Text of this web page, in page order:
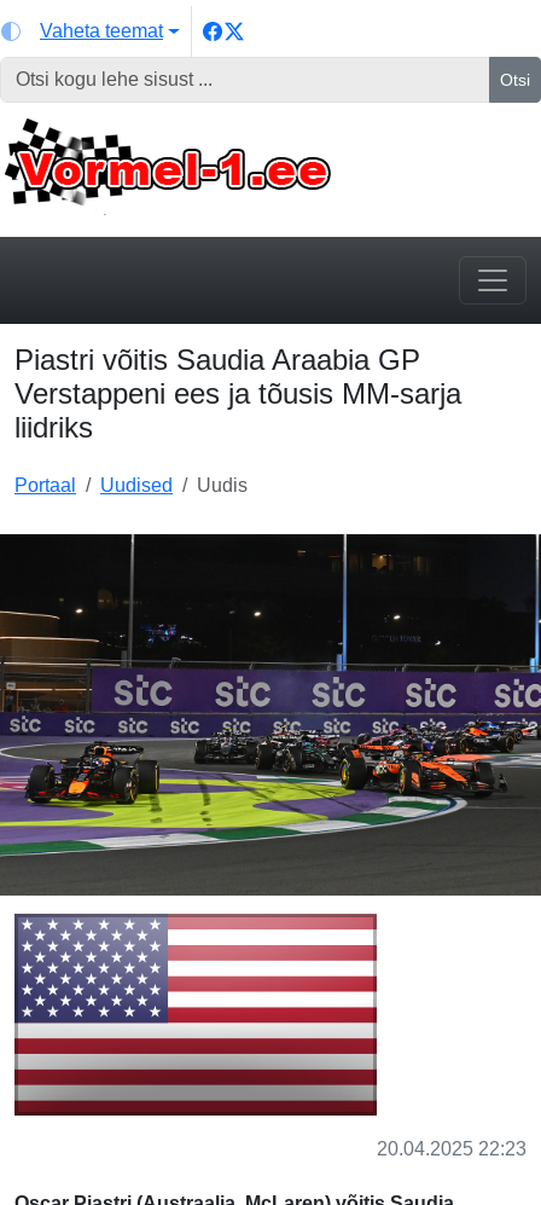
Vaheta teemat
Otsi
Piastri võitis Saudia Araabia GP
Verstappeni ees ja tõusis MM-sarja
liidriks
Portaal Uudised Uudis
20.04.2025 22:23